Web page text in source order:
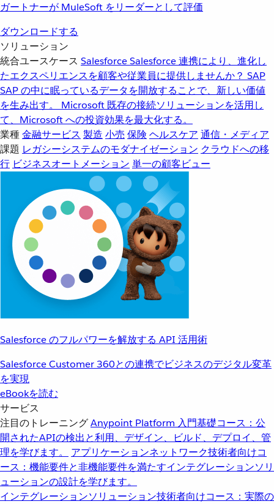
ガートナーが MuleSoft をリーダーとして評価
ダウンロードする
ソリューション
統合ユースケース SalesforceSalesforce 連携により、進化し
たエクスペリエンスを顧客や従業員に提供しませんか？ SAP
SAP の中に眠っているデータを開放することで、新しい価値
を生み出す。
Microsoft 既存の接続ソリューションを活用し
て、Microsoft への投資効果を最大化する。
業種金融サービス 製造 小売 保険 ヘルスケア 通信・メディア
課題 レガシーシステムのモダナイゼーション クラウドへの移
行 ビジネスオートメーション 単一の顧客ビュー
Salesforce のフルパワーを解放する API 活用術
Salesforce Customer 360との連携でビジネスのデジタル変革
を実現
eBookを読む
サービス
注目のトレーニングAnypoint Platform 入門基礎コース：公
開されたAPIの検出と利用、デザイン、ビルド、デプロイ、管
理を学びます。
アプリケーションネットワーク技術者向けコ
ース：機能要件と非機能要件を満たすインテグレーションソリ
ューションの設計を学びます。
インテグレーションソリューション技術者向けコース：実際の